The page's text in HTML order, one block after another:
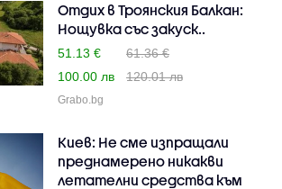
Отдих в Троянския Балкан:
Нощувка със закуск..
51.13 €
61.36 €
100.00 лв
120.01 лв
Grabo.bg
Киев: Не сме изпращали
преднамерено никакви
летателни средства към